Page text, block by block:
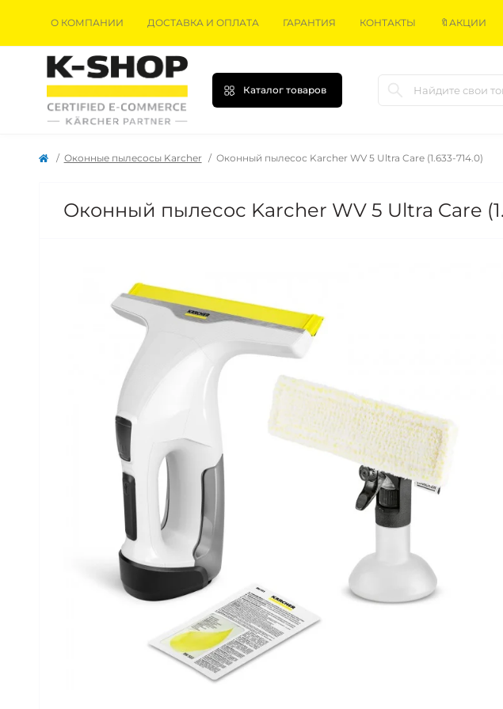
О КОМПАНИИ ДОСТАВКА И ОПЛАТА ГАРАНТИЯ КОНТАКТЫ 🔖АКЦИИ
Каталог товаров
Оконные пылесосы Karcher Оконный пылесос Karcher WV 5 Ultra Care (1.633-714.0)
Оконный пылесос Karcher WV 5 Ultra Care